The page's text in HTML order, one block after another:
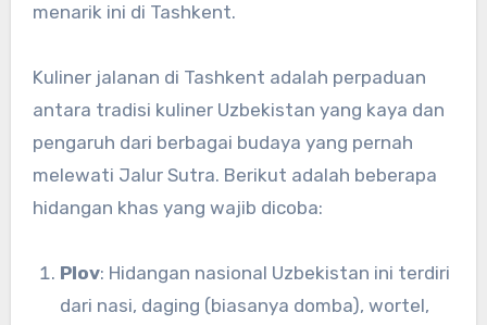
menarik ini di Tashkent.
Kuliner jalanan di Tashkent adalah perpaduan
antara tradisi kuliner Uzbekistan yang kaya dan
pengaruh dari berbagai budaya yang pernah
melewati Jalur Sutra. Berikut adalah beberapa
hidangan khas yang wajib dicoba:
Plov: Hidangan nasional Uzbekistan ini terdiri
dari nasi, daging (biasanya domba), wortel,